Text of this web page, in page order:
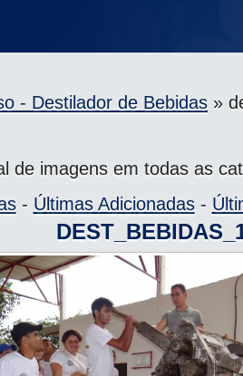
- Destilador de Bebidas »
de imagens em todas as
- Últimas Adicionadas-